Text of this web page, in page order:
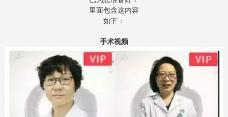
里面包含这内容
如下：
手术视频